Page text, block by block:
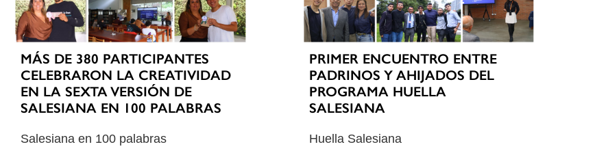
MÁS DE 380 PARTICIPANTES
CELEBRARON LA CREATIVIDAD
EN LA SEXTA VERSIÓN DE
SALESIANA EN 100 PALABRAS
Salesiana en 100 palabras
PRIMER ENCUENTRO ENTRE
PADRINOS Y AHIJADOS DEL
PROGRAMA HUELLA
SALESIANA
Huella Salesiana